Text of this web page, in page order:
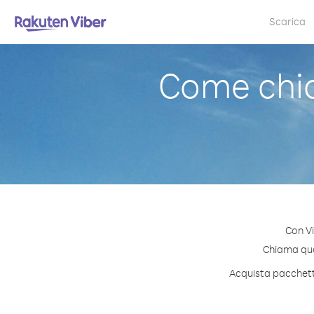
Scarica
Come
Con
Chiama
Acquista